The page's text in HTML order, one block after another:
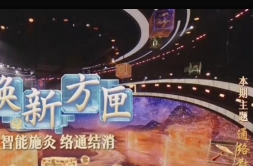
公益 图片
光华锐评 锋面
道 VR/AR 4K专区 全景新闻
入列 人生第一次 人生第二次
奥会 CBA NBA 中超 国足 国际足球 网球 综合体育
体育江湖 文化体育 冰雪道路 足球道路
央博 非遗 文化 旅游 科普 健康 乐龄 阅读 艺术